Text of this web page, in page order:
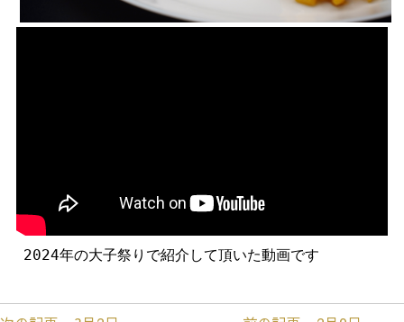
2024年の大子祭りで紹介して頂いた動画です